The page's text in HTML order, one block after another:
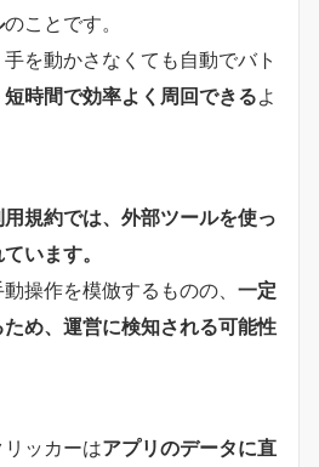
のことです。
を動かさなくても自動でバト
短時間で効率よく周回できるよ
規約では、外部ツールを使っ
います。
操作を模倣するものの、 一定
め、運営に検知される可能性
ッカーはアプリのデータに直